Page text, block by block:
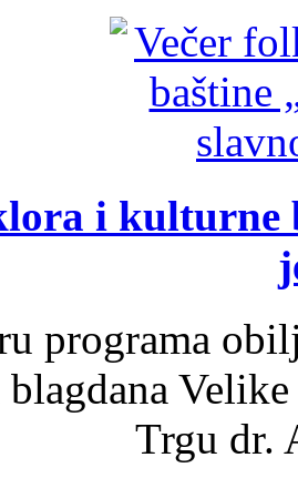
i kulturne
programa
Trgu dr.